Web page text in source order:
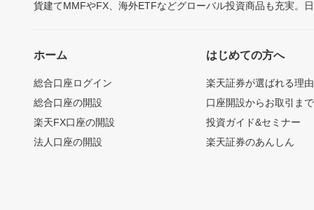
貨建てMMFやFX、海外ETFなどグローバル投資商品も充実。
ホーム
総合口座ログイン
総合口座の開設
楽天FX口座の開設
法人口座の開設
はじめての方へ
楽天証券が選ばれる理由
口座開設からお取引ま
投資ガイド&セミナー
楽天証券のあんしん